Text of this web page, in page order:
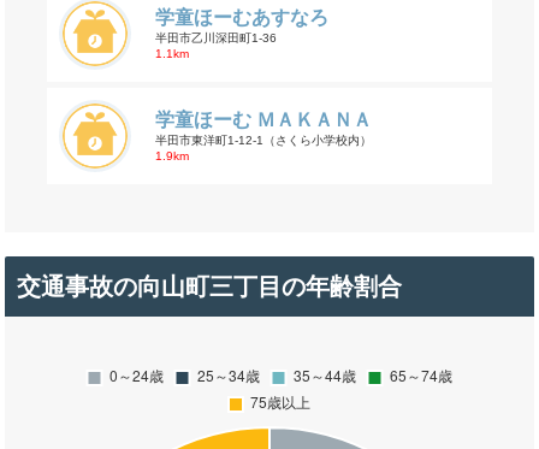
学童ほーむあすなろ
半田市乙川深田町1-36
1.1km
学童ほーむ ＭＡＫＡＮＡ
半田市東洋町1-12-1（さくら小学校内）
1.9km
交通事故の向山町三丁目の年齢割合